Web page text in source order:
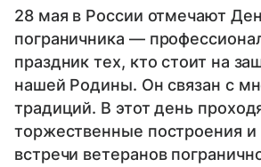
28 мая в России отмечают
пограничника —
праздник тех, кто стоит на
нашей Родины. Он связан с
традиций. В этот день
торжественные построения и
встречи ветеранов